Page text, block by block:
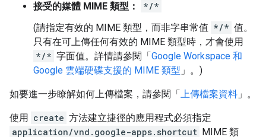
接受的媒體 MIME 類型：
*/*
(請指定有效的 MIME 類型，而非字串常值 */* 值。
只有在可上傳任何有效的 MIME 類型時，才會使用
*/* 字面值。詳情請參閱「Google Workspace 和
Google 雲端硬碟支援的 MIME 類型 」。)
如要進一步瞭解如何上傳檔案，請參閱「上傳檔案資料 」。
使用 create 方法建立捷徑的應用程式必須指定
application/vnd.google-apps.shortcut MIME 類